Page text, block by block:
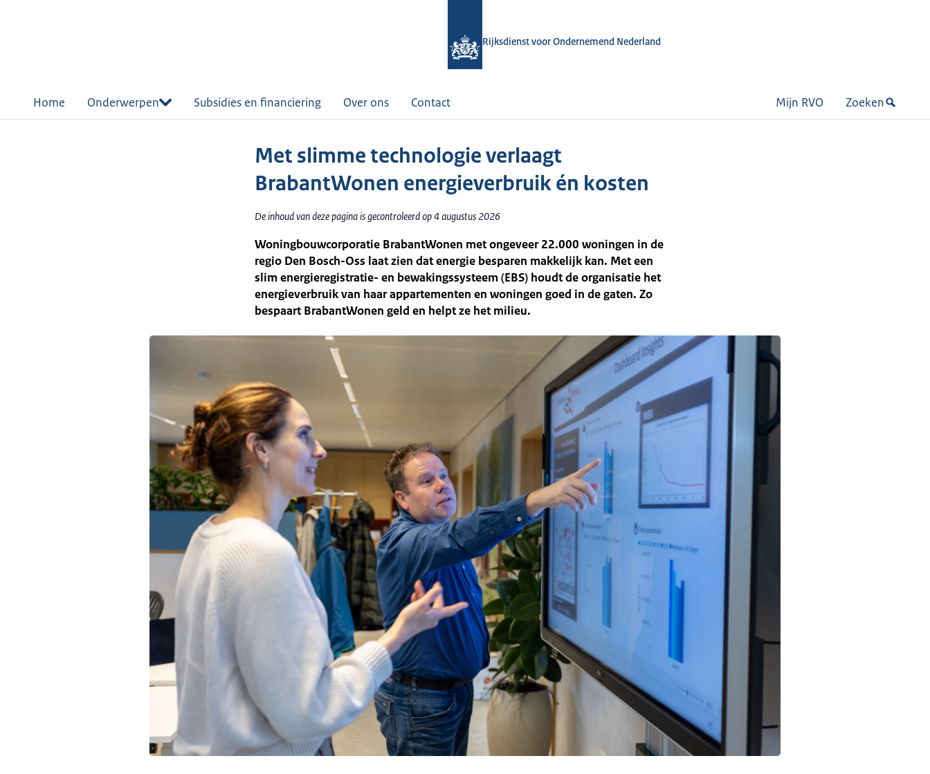
Rijksdienst voor Ondernemend Nederland
Home Onderwerpen Subsidies en financiering Over ons Contact Mijn RVO Zoeken
Met slimme technologie verlaagt
BrabantWonen energieverbruik én kosten
De inhoud van deze pagina is gecontroleerd op 4 augustus 2026
Woningbouwcorporatie BrabantWonen met ongeveer 22.000 woningen in de
regio Den Bosch-Oss laat zien dat energie besparen makkelijk kan. Met een
slim energieregistratie- en bewakingssysteem (EBS) houdt de organisatie het
energieverbruik van haar appartementen en woningen goed in de gaten. Zo
bespaart BrabantWonen geld en helpt ze het milieu.